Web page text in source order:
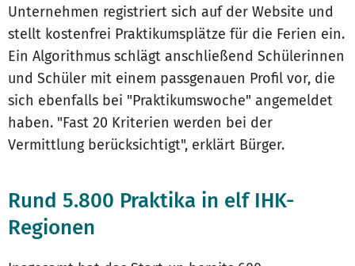
Unternehmen registriert sich auf der Website und
stellt kostenfrei Praktikumsplätze für die Ferien ein.
Ein Algorithmus schlägt anschließend Schülerinnen
und Schüler mit einem passgenauen Profil vor, die
sich ebenfalls bei "Praktikumswoche" angemeldet
haben. "Fast 20 Kriterien werden bei der
Vermittlung berücksichtigt", erklärt Bürger.
Rund 5.800 Praktika in elf IHK-
Regionen